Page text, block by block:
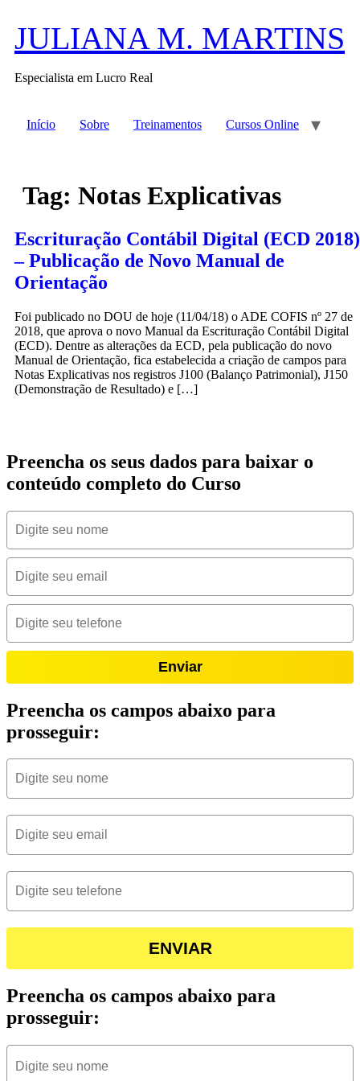
para
conteúdo
JULIANA M. MARTINS
Especialista em Lucro Real
Início Sobre Treinamentos Cursos Online
Tag: Notas Explicativas
Escrituração Contábil Digital (ECD 2018)
– Publicação de Novo Manual de
Orientação
Foi publicado no DOU de hoje (11/04/18) o ADE COFIS nº 27 de
2018, que aprova o novo Manual da Escrituração Contábil Digital
(ECD). Dentre as alterações da ECD, pela publicação do novo
Manual de Orientação, fica estabelecida a criação de campos para
Notas Explicativas nos registros J100 (Balanço Patrimonial), J150
(Demonstração de Resultado) e […]
Preencha os seus dados para baixar o
conteúdo completo do Curso
Enviar
Preencha os campos abaixo para
prosseguir:
ENVIAR
Preencha os campos abaixo para
prosseguir: